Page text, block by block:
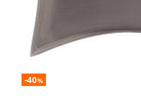
-40%